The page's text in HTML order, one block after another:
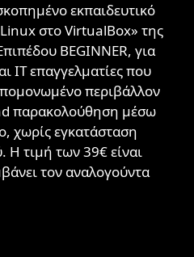
εκπαιδευτικό
στο VirtualBox» της
BEGINNER, για
IT επαγγελματίες που
περιβάλλον
παρακολούθηση μέσω
χωρίς εγκατάσταση
Η τιμή των 39€ είναι
τον αναλογούντα